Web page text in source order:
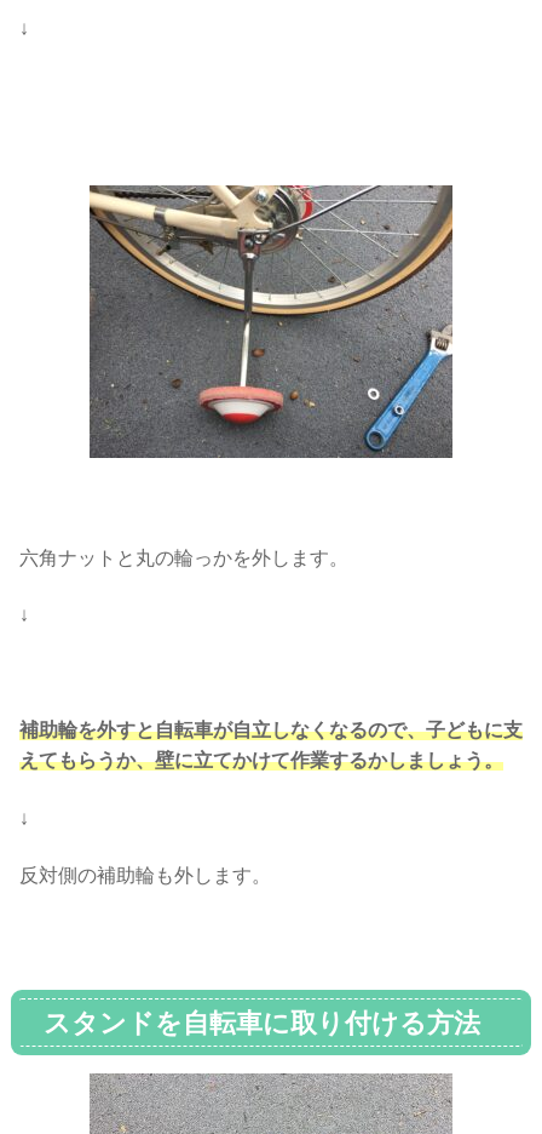
↓
六角ナットと丸の輪っかを外します。
↓
補助輪を外すと自転車が自立しなくなるので、子どもに支
えてもらうか、壁に立てかけて作業するかしましょう。
↓
反対側の補助輪も外します。
スタンドを自転車に取り付ける方法